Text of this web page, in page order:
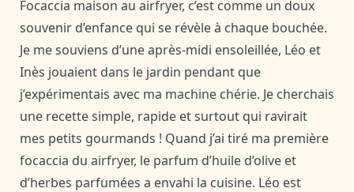
Focaccia maison au airfryer, c’est comme un doux
souvenir d’enfance qui se révèle à chaque bouchée.
Je me souviens d’une après-midi ensoleillée, Léo et
Inès jouaient dans le jardin pendant que
j’expérimentais avec ma machine chérie. Je cherchais
une recette simple, rapide et surtout qui ravirait
mes petits gourmands ! Quand j’ai tiré ma première
focaccia du airfryer, le parfum d’huile d’olive et
d’herbes parfumées a envahi la cuisine. Léo est